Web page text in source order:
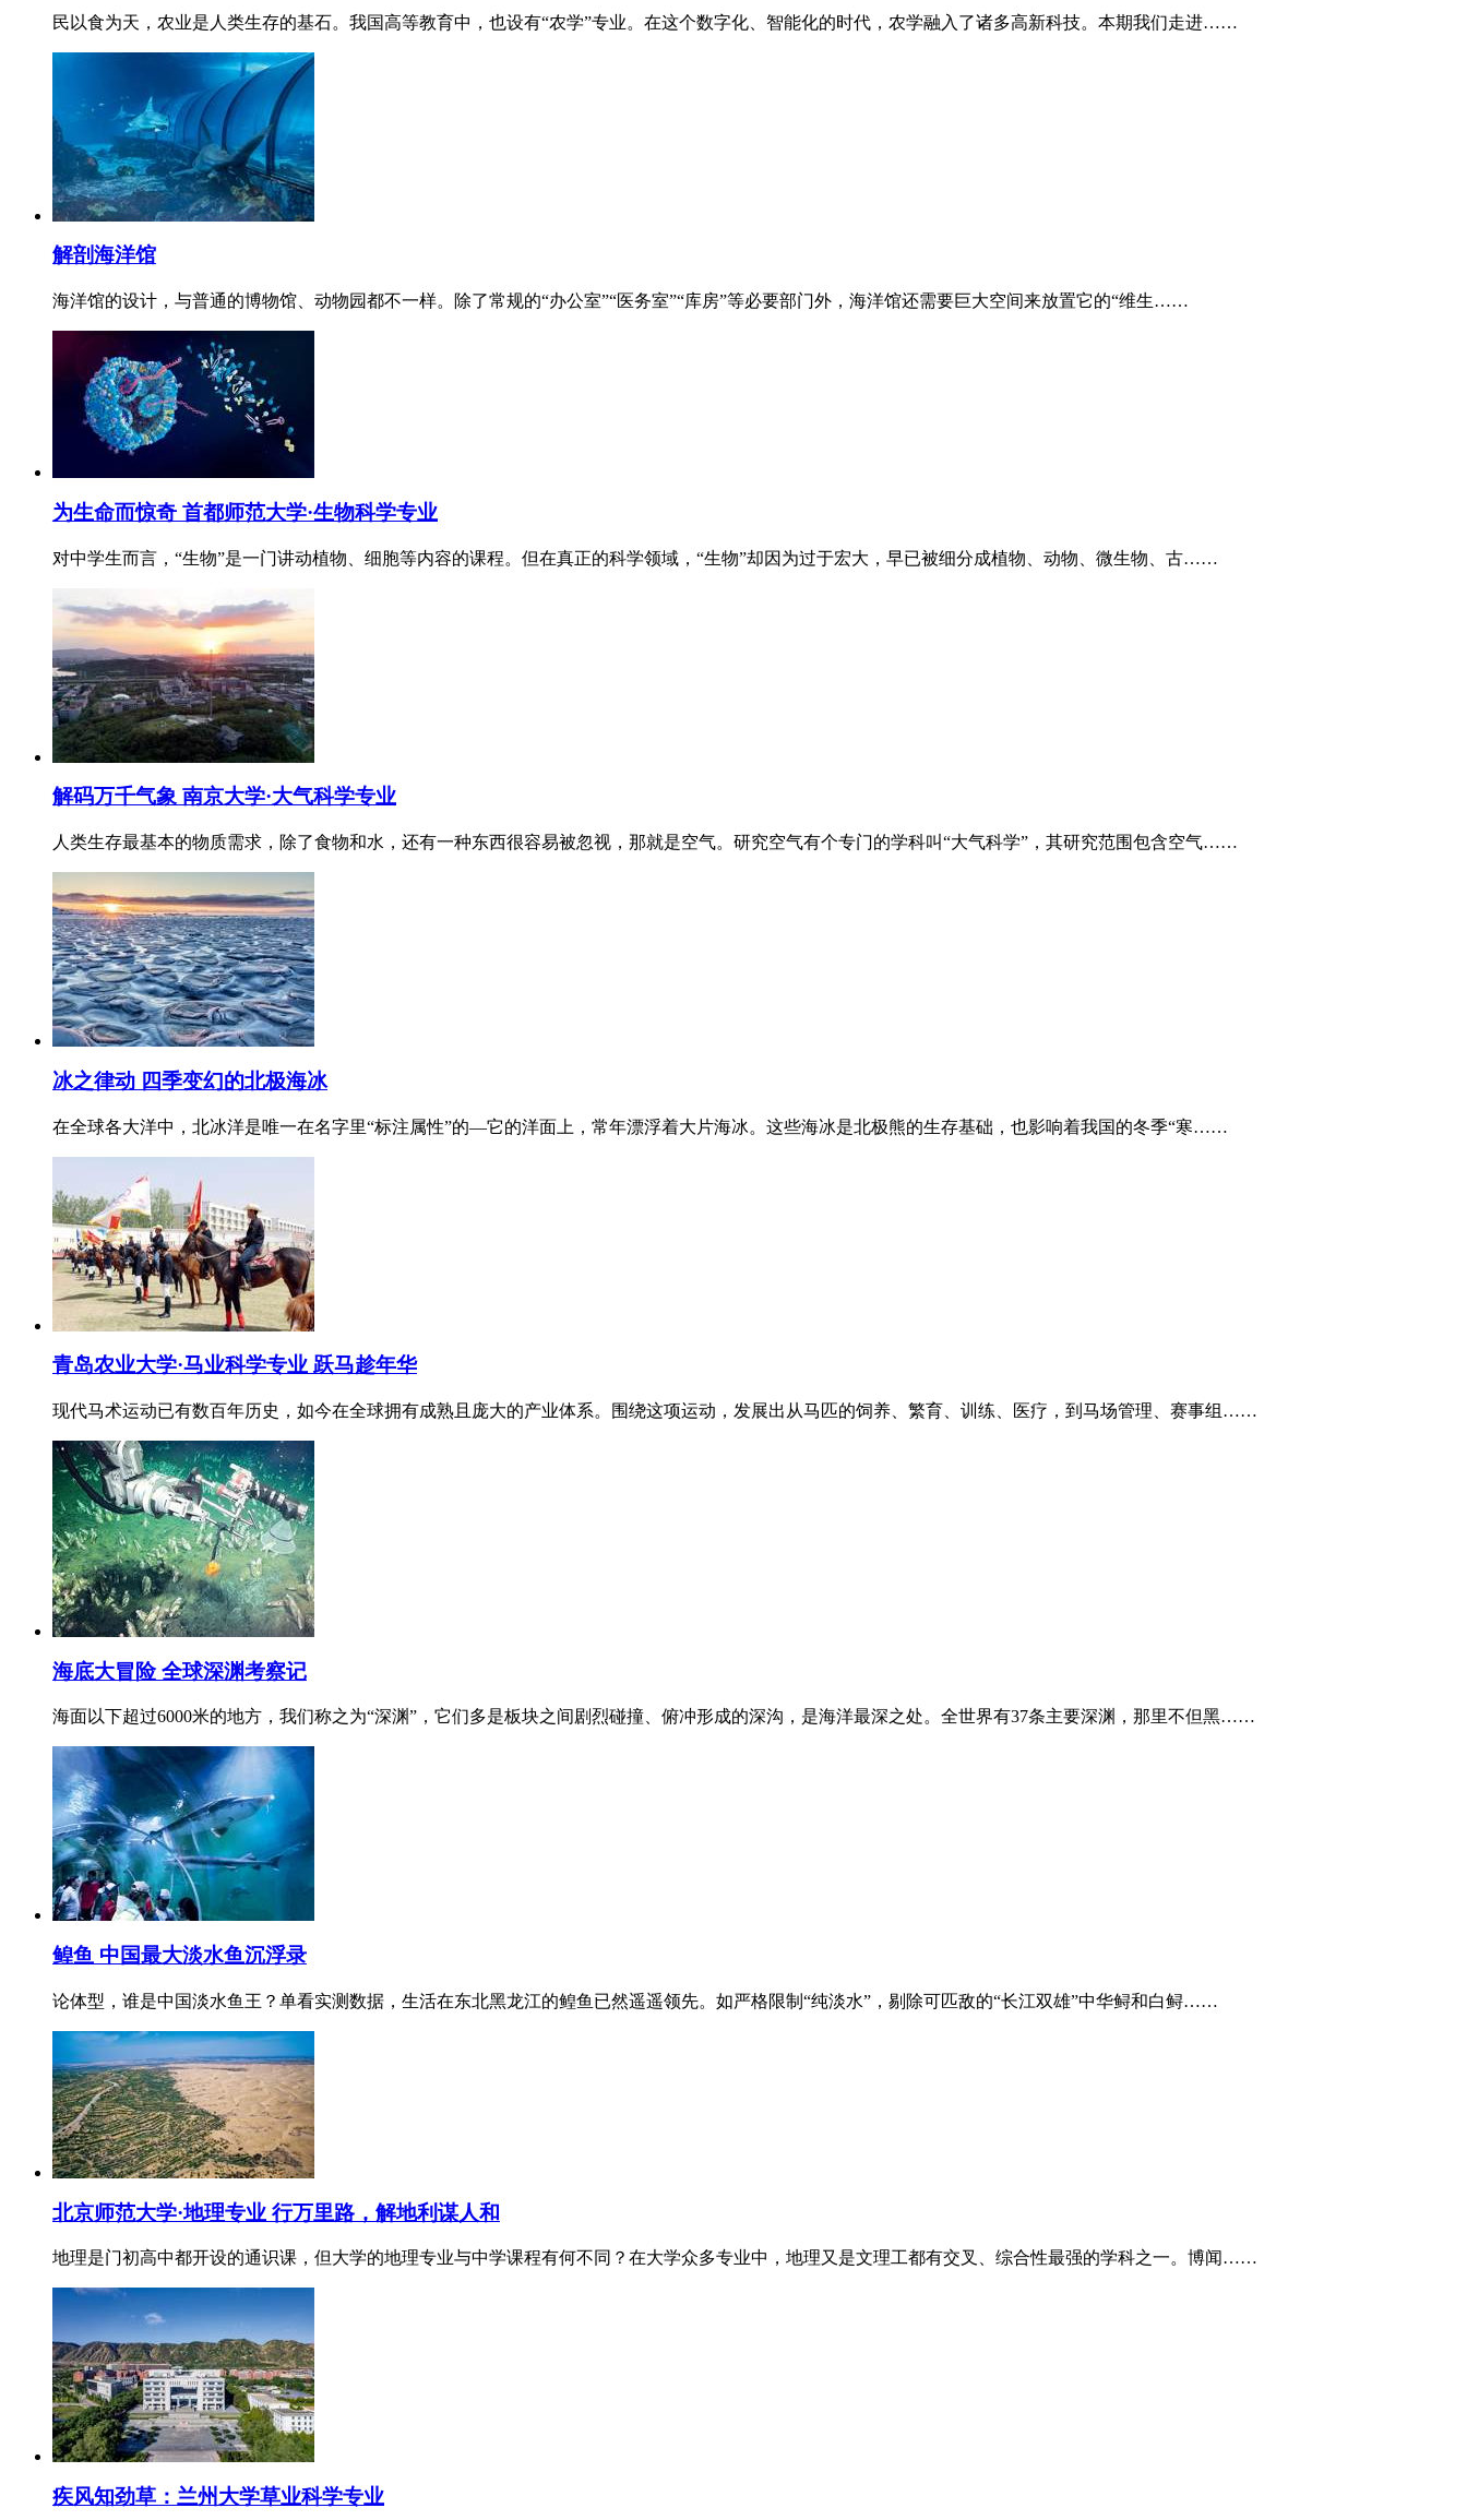
民以食为天，农业是人类生存的基石。我国高等教育中，也设有“农学”专业。在这个数字化、智能化的时代，农学融入了诸多高新科技。本期我们走进……
解剖海洋馆
海洋馆的设计，与普通的博物馆、动物园都不一样。除了常规的“办公室”“医务室”“库房”等必要部门外，海洋馆还需要巨大空间来放置它的“维生……
为生命而惊奇 首都师范大学·生物科学专业
对中学生而言，“生物”是一门讲动植物、细胞等内容的课程。但在真正的科学领域，“生物”却因为过于宏大，早已被细分成植物、动物、微生物、古……
解码万千气象 南京大学·大气科学专业
人类生存最基本的物质需求，除了食物和水，还有一种东西很容易被忽视，那就是空气。研究空气有个专门的学科叫“大气科学”，其研究范围包含空气……
冰之律动 四季变幻的北极海冰
在全球各大洋中，北冰洋是唯一在名字里“标注属性”的—它的洋面上，常年漂浮着大片海冰。这些海冰是北极熊的生存基础，也影响着我国的冬季“寒……
青岛农业大学·马业科学专业 跃马趁年华
现代马术运动已有数百年历史，如今在全球拥有成熟且庞大的产业体系。围绕这项运动，发展出从马匹的饲养、繁育、训练、医疗，到马场管理、赛事组……
海底大冒险 全球深渊考察记
海面以下超过6000米的地方，我们称之为“深渊”，它们多是板块之间剧烈碰撞、俯冲形成的深沟，是海洋最深之处。全世界有37条主要深渊，那里不但黑……
鳇鱼 中国最大淡水鱼沉浮录
论体型，谁是中国淡水鱼王？单看实测数据，生活在东北黑龙江的鳇鱼已然遥遥领先。如严格限制“纯淡水”，剔除可匹敌的“长江双雄”中华鲟和白鲟……
北京师范大学·地理专业 行万里路，解地利谋人和
地理是门初高中都开设的通识课，但大学的地理专业与中学课程有何不同？在大学众多专业中，地理又是文理工都有交叉、综合性最强的学科之一。博闻……
疾风知劲草：兰州大学草业科学专业